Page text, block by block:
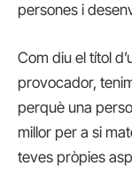
persones i
Com diu el títol
provocador,
perquè una
millor per a si
teves pròpies